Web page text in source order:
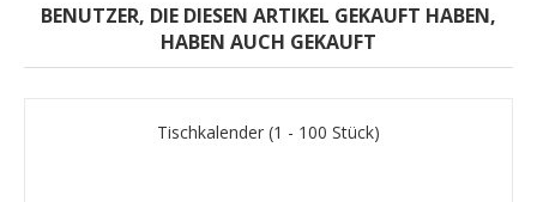
BENUTZER, DIE DIESEN ARTIKEL GEKAUFT HABEN,
HABEN AUCH GEKAUFT
Tischkalender (1 - 100 Stück)